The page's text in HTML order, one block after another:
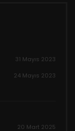
31 Mayıs 2023
24 Mayıs 2023
20 Mart 2025